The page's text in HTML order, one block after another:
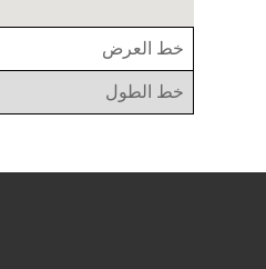
خط العرض
خط الطول